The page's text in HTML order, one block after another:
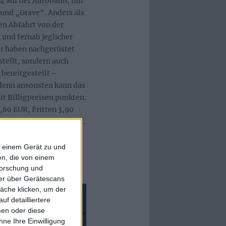
Gerät zu und
die von einem
und
über Gerätescans
klicken, um der
detailliertere
oder diese
Ihre Einwilligung
„Grave“. Anders als
Abfahrt von der
fernab jeglicher
haben nachgerüstet
sondern auch
bereitgestellt –
ansonsten kann das
Billigpreisen punkten.
EUR, Fritten 3,90
Automaten) bezahlt.